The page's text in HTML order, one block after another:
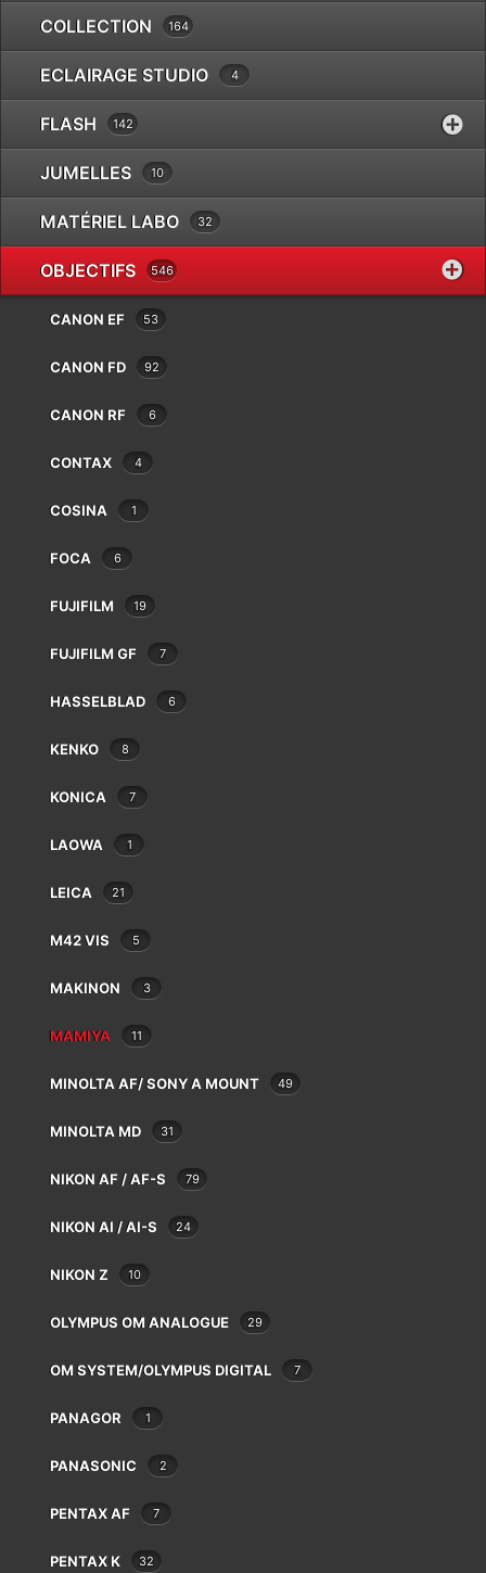
COLLECTION 164
ECLAIRAGE STUDIO 4
FLASH 142
JUMELLES 10
MATÉRIEL LABO 32
OBJECTIFS 546
CANON EF 53
CANON FD 92
CANON RF 6
CONTAX 4
COSINA 1
FOCA 6
FUJIFILM 19
FUJIFILM GF 7
HASSELBLAD 6
KENKO 8
KONICA 7
LAOWA 1
LEICA 21
M42 VIS 5
MAKINON 3
MAMIYA 11
MINOLTA AF/ SONY A MOUNT 49
MINOLTA MD 31
NIKON AF / AF-S 79
NIKON AI / AI-S 24
NIKON Z 10
OLYMPUS OM ANALOGUE 29
OM SYSTEM/OLYMPUS DIGITAL 7
PANAGOR 1
PANASONIC 2
PENTAX AF 7
PENTAX K 32
MAMIYA 210 F4,0 p
645
€99.00
Réf.
Brand
1 en stock
AJOUTER AU PANIER
spécialisé en matériel photo au Luxembourg. Nous
débutant au professionnel spécialisé.
54 route d’Esch L-1470 Luxembourg
Mardi-Vendredi 9:30 à 18:00